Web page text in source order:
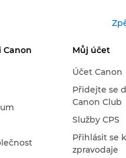
Canon Můj účet
Účet Canon
Přidejte se
Canon Club
Služby CPS
Přihlásit se
zpravodaje